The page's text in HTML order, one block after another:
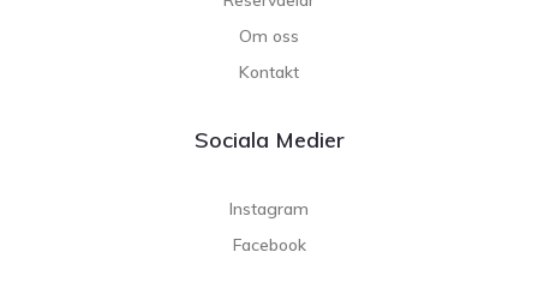
Om oss
Kontakt
Sociala Medier
Instagram
Facebook